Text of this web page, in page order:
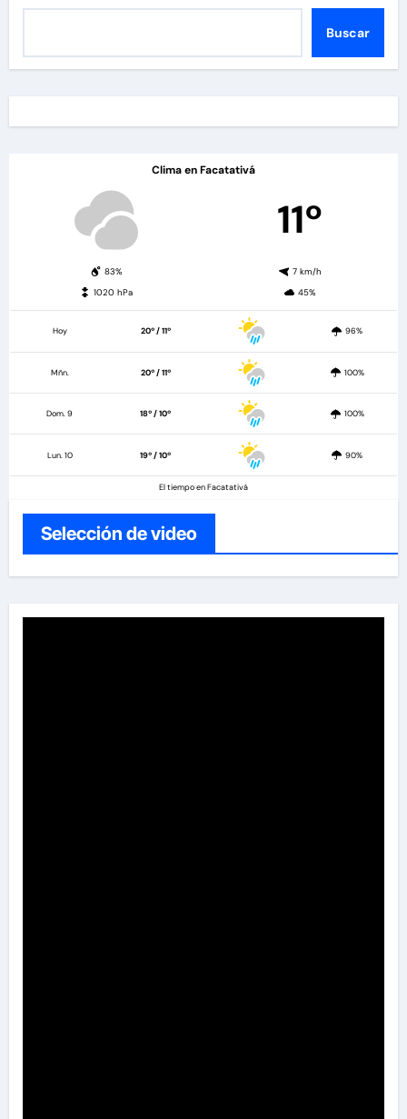
Buscar
Clima en Facatativá
11º
83%
7 km/h
1020 hPa
45%
Hoy 20º / 11º 96%
Mñn. 20º / 11º 100%
Dom. 9 18º / 10º 100%
Lun. 10 19º / 10º 90%
El tiempo en Facatativá
Selección de video